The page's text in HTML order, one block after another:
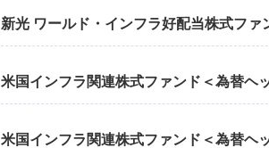
新光 ワールド・インフラ好配当株式ファ
米国インフラ関連株式ファンド＜為替ヘ
米国インフラ関連株式ファンド＜為替ヘ